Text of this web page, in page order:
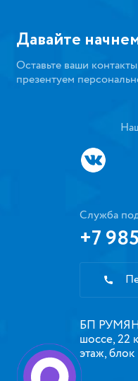
Давайте
Оставьте ваши
презентуем
Служба
+7
БП
шоссе, 22
этаж,